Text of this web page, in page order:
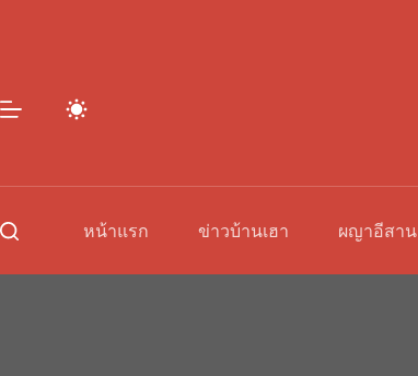
หน้าแรก ข่าวบ้านเฮา ผญาอีสาน